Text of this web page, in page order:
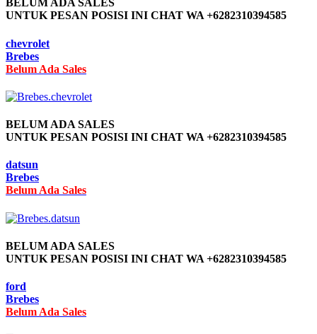
BELUM ADA SALES
UNTUK PESAN POSISI INI CHAT WA +6282310394585
chevrolet
Brebes
Belum Ada Sales
BELUM ADA SALES
UNTUK PESAN POSISI INI CHAT WA +6282310394585
datsun
Brebes
Belum Ada Sales
BELUM ADA SALES
UNTUK PESAN POSISI INI CHAT WA +6282310394585
ford
Brebes
Belum Ada Sales